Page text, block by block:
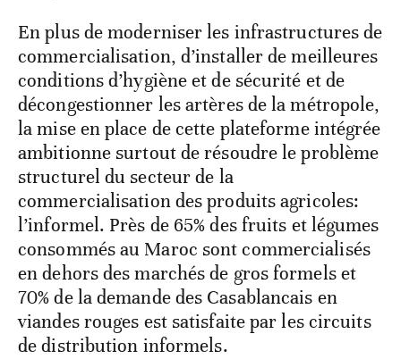
En plus de moderniser les infrastructures de
commercialisation, d’installer de meilleures
conditions d’hygiène et de sécurité et de
décongestionner les artères de la métropole,
la mise en place de cette plateforme intégrée
ambitionne surtout de résoudre le problème
structurel du secteur de la
commercialisation des produits agricoles:
l’informel. Près de 65% des fruits et légumes
consommés au Maroc sont commercialisés
en dehors des marchés de gros formels et
70% de la demande des Casablancais en
viandes rouges est satisfaite par les circuits
de distribution informels.